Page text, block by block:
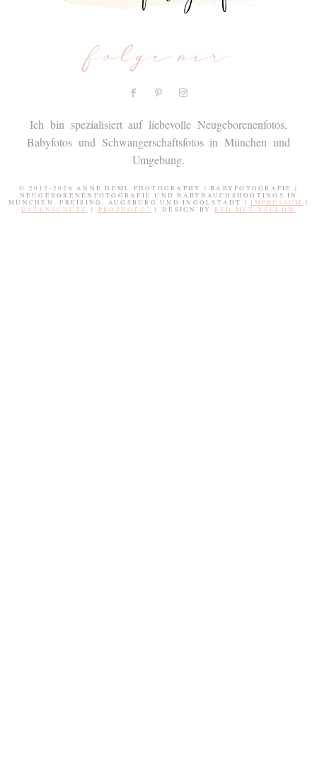
folge mir
Ich bin spezialisiert auf liebevolle Neugeborenenfotos,
Babyfotos und Schwangerschaftsfotos in München und
Umgebung.
© 2012-2026 ANNE DEML PHOTOGRAPHY | BABYFOTOGRAFIE |
NEUGEBORENENFOTOGRAFIE UND BABYBAUCHSHOOTINGS IN
MÜNCHEN, FREISING, AUGSBURG UND INGOLSTADT | IMPRESSUM
|
DATENSCHUTZ
| PROPHOTO7 | DESIGN BY RED MET YELLOW